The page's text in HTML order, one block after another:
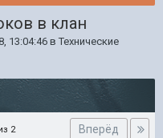
в клан
13:04:46 в Технические
Вперёд
2